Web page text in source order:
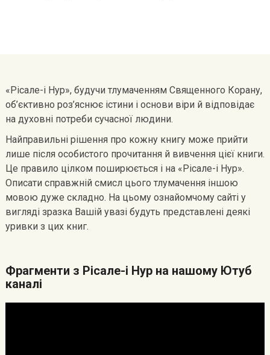
«Рісале-і Нур», будучи тлумаченням Священного Корану,
об’єктивно роз’яснює істини і основи віри й відповідає
на духовні потреби сучасної людини.
Найправильні рішення про кожну книгу може прийти
лише після особистого прочитання й вивчення цієї книги.
Це правило цілком поширюється і на «Рісале-і Нур».
Описати справжній смисл цього тлумачення іншою
мовою дуже складно. На цьому ознайомчому сайті у
вигляді зразка Вашій увазі будуть представлені деякі
уривки з цих книг.
Фрагменти з Рісале-і Нур на нашому Ютуб
каналі